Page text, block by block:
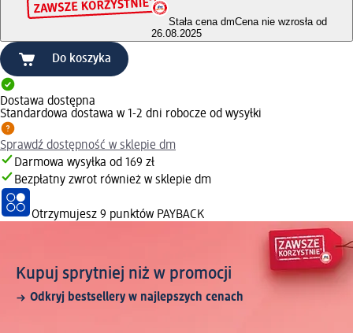
Stała cena dmCena nie wzrosła od
26.08.2025
Do koszyka
Dostawa dostępna
Standardowa dostawa w 1-2 dni robocze od wysyłki
Sprawdź dostępność w sklepie dm
Darmowa wysyłka od 169 zł
Bezpłatny zwrot również w sklepie dm
Otrzymujesz 9 punktów PAYBACK
Kupuj sprytniej niż w promocji
Odkryj bestsellery w najlepszych cenach